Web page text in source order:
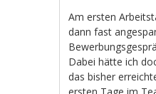
Am ersten
dann fast
Dabei hätte ich
das bisher